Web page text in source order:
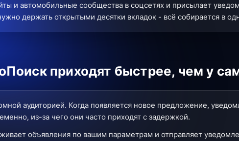
и автомобильные сообщества в соцсетях и присылает
держать открытыми десятки вкладок - всё собирается в
приходят быстрее, чем у
аудиторией. Когда появляется новое предложение,
из-за чего они часто приходят с задержкой.
объявления по вашим параметрам и отправляет